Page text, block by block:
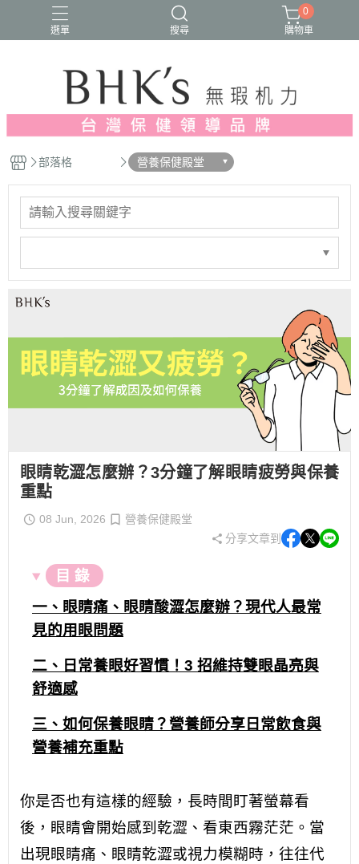
選單 搜尋
人氣推薦 多入優惠 日常維他命
漢方養生
蔓越莓/私密保養
0
購物車
部落格 營養保健殿堂
眼睛乾澀怎麼辦？3分鐘了解眼睛疲勞與保養
重點
08 Jun, 2026
營養保健殿堂
分享文章到
目 錄
一、眼睛痛、眼睛酸澀怎麼辦？現代人最常
見的用眼問題
二、日常養眼好習慣！3 招維持雙眼晶亮與
舒適感
三、如何保養眼睛？營養師分享日常飲食與
營養補充重點
你是否也有這樣的經驗，長時間盯著螢幕看
後，眼睛會開始感到乾澀、看東西霧茫茫。當
出現眼睛痛、眼睛乾澀或視力模糊時，往往代